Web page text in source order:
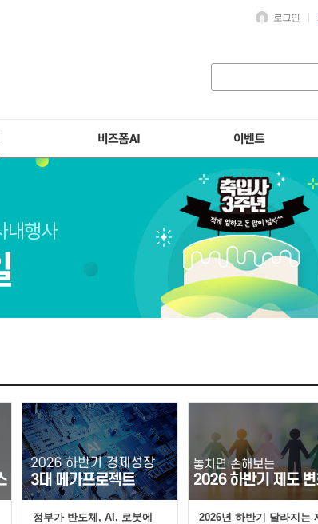
로그인
비즈폼 AI 이벤트
정부가 반도체, AI, 로봇에
2026년 하반기 달라지는